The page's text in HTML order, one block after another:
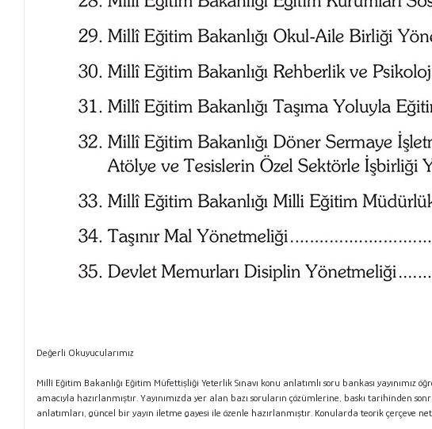
Değerli Okuyucularımız
Millî Eğitim Bakanlığı Eğitim Müfettişliği Yeterlik Sınavı konu anlatımlı soru bankası yayınımız
amacıyla hazırlanmıştır. Yayınımızda yer alan bazı soruların çözümlerine, baskı tarihinden
anlatımları, güncel bir yayın iletme gayesi ile özenle hazırlanmıştır. Konularda teorik çerçeve